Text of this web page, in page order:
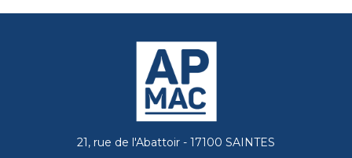
21, rue de l'Abattoir - 17100 SAINTES